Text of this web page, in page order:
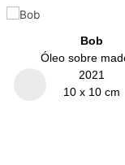
Bob
Óleo sobre
2021
10 x 10 cm